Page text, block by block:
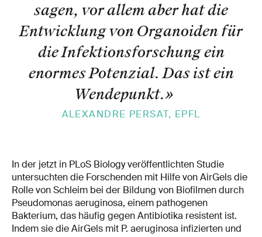
sagen, vor allem aber hat die
Entwicklung von Organoiden für
die Infektionsforschung ein
enormes Potenzial. Das ist ein
Wendepunkt.»
ALEXANDRE PERSAT, EPFL
In der jetzt in PLoS Biology veröffentlichten Studie
untersuchten die Forschenden mit Hilfe von AirGels die
Rolle von Schleim bei der Bildung von Biofilmen durch
Pseudomonas aeruginosa, einem pathogenen
Bakterium, das häufig gegen Antibiotika resistent ist.
Indem sie die AirGels mit P. aeruginosa infizierten und